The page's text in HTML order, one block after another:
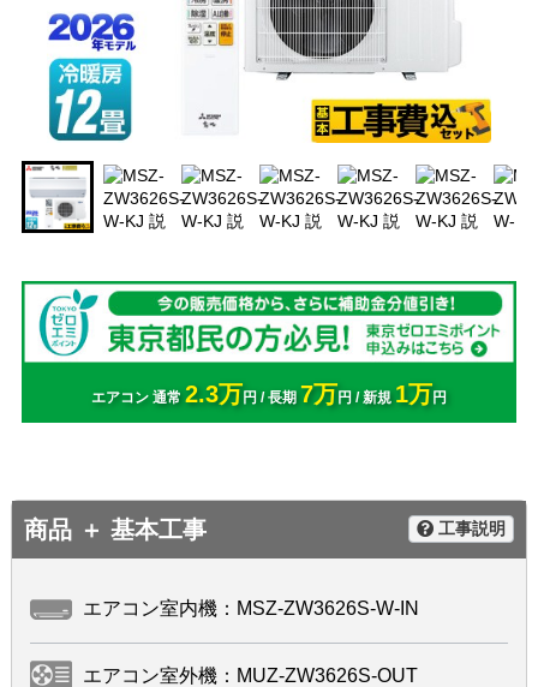
エアコン 通常 2.3万円 / 長期 7万円 / 新規 1万円
商品 ＋ 基本工事 工事説明
エアコン室内機：MSZ-ZW3626S-W-IN
エアコン室外機：MUZ-ZW3626S-OUT